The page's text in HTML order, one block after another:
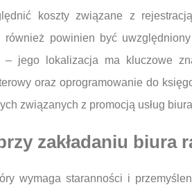
koszty związane z
powinien być
jego lokalizacja ma kluczowe
oraz oprogramowanie do
związanych z promocją usług
zakładaniu biura
wymaga staranności i